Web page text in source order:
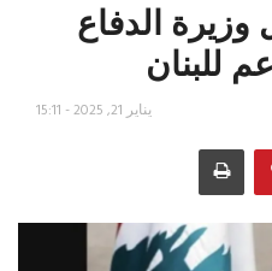
وزيرة الدفاع
للبنان
يناير 21, 2025 - 15:11